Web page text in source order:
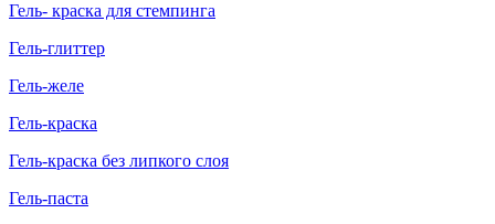
Гель- краска для стемпинга
Гель-глиттер
Гель-желе
Гель-краска
Гель-краска без липкого слоя
Гель-паста